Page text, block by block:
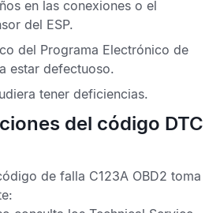
en las conexiones o el
del ESP.
del Programa Electrónico de
estar defectuoso.
tener deficiencias.
del código DTC
de falla C123A OBD2 toma